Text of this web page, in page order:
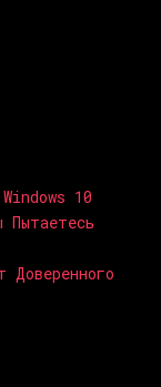
10
Пытаетесь
Доверенного